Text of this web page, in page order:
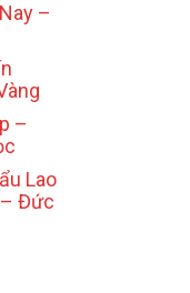
–
–
Lao
Đức